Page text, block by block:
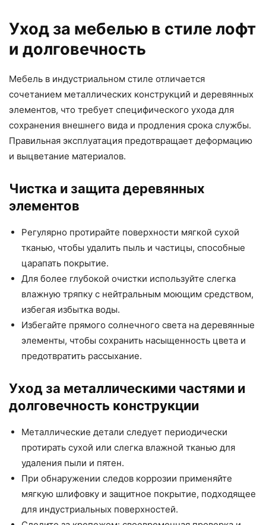
Уход за мебелью в стиле лофт
и долговечность
Мебель в индустриальном стиле отличается
сочетанием металлических конструкций и деревянных
элементов, что требует специфического ухода для
сохранения внешнего вида и продления срока службы.
Правильная эксплуатация предотвращает деформацию
и выцветание материалов.
Чистка и защита деревянных
элементов
Регулярно протирайте поверхности мягкой сухой
тканью, чтобы удалить пыль и частицы, способные
царапать покрытие.
Для более глубокой очистки используйте слегка
влажную тряпку с нейтральным моющим средством,
избегая избытка воды.
Избегайте прямого солнечного света на деревянные
элементы, чтобы сохранить насыщенность цвета и
предотвратить рассыхание.
Уход за металлическими частями и
долговечность конструкции
Металлические детали следует периодически
протирать сухой или слегка влажной тканью для
удаления пыли и пятен.
При обнаружении следов коррозии применяйте
мягкую шлифовку и защитное покрытие, подходящее
для индустриальных поверхностей.